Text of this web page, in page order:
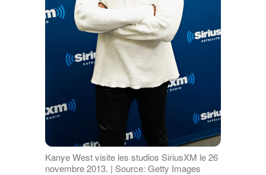
Kanye West visite les studios SiriusXM le 26
novembre 2013. | Source: Getty Images